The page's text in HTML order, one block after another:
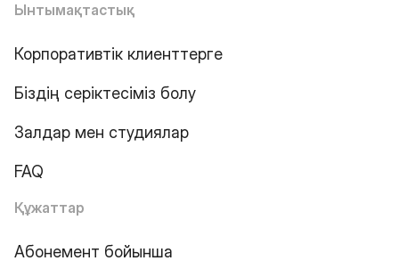
Ынтымақтастық
Корпоративтік клиенттерге
Біздің серіктесіміз болу
Залдар мен студиялар
FAQ
Құжаттар
Абонемент бойынша